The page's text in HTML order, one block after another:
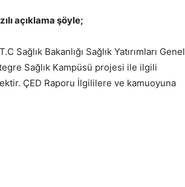
açıklama şöyle;
Sağlık Bakanlığı Sağlık Yatırımları Genel
Sağlık Kampüsü projesi ile ilgili
ÇED Raporu İlgililere ve kamuoyuna